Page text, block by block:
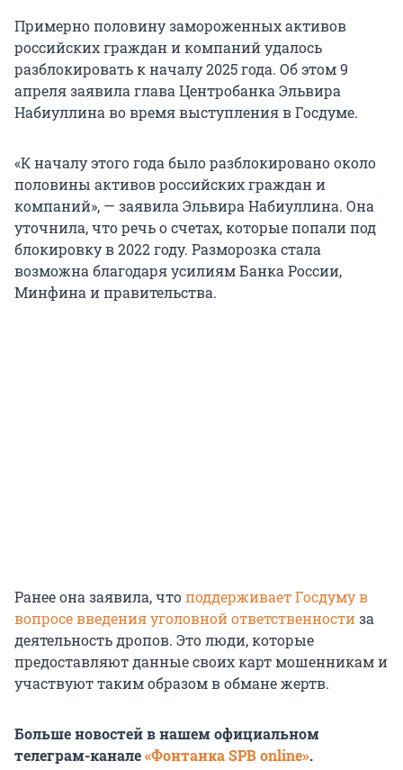
Примерно половину замороженных активов
российских граждан и компаний удалось
разблокировать к началу 2025 года. Об этом 9
апреля заявила глава Центробанка Эльвира
Набиуллина во время выступления в Госдуме.
«К началу этого года было разблокировано около
половины активов российских граждан и
компаний», — заявила Эльвира Набиуллина. Она
уточнила, что речь о счетах, которые попали под
блокировку в 2022 году. Разморозка стала
возможна благодаря усилиям Банка России,
Минфина и правительства.
Ранее она заявила, чтоподдерживает Госдуму в
вопросе введения уголовной ответственностиза
деятельность дропов. Это люди, которые
предоставляют данные своих карт мошенникам и
участвуют таким образом в обмане жертв.
Больше новостей в нашем официальном
телеграм-канале«Фонтанка SPB online».